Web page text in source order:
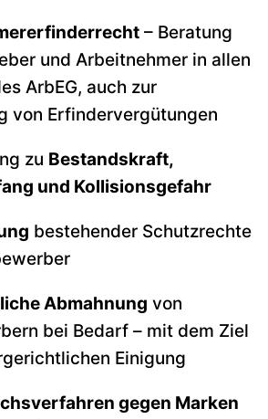
– Beratung
und Arbeitnehmer in allen
ArbEG, auch zur
von Erfindervergütungen
zu Bestandskraft,
und Kollisionsgefahr
bestehender Schutzrechte
Abmahnung von
bei Bedarf – mit dem Ziel
Einigung
gegen Marken